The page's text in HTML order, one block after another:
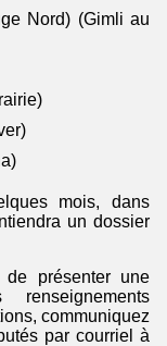
Nord) (Gimli au
mois, dans
un dossier
présenter une
communiquez
par courriel à